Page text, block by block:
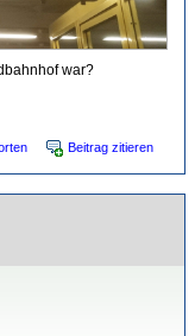
war?
Beitrag zitieren